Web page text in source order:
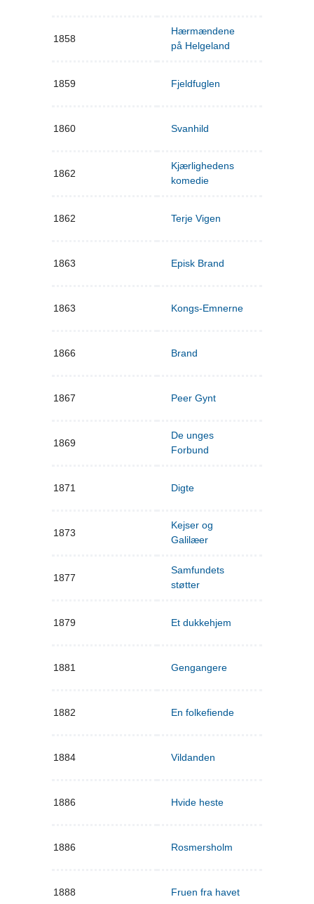
1858
Hærmændene
på Helgeland
1859 Fjeldfuglen
1860 Svanhild
1862
Kjærlighedens
komedie
1862 Terje Vigen
1863 Episk Brand
1863 Kongs-Emnerne
1866 Brand
1867 Peer Gynt
1869
De unges
Forbund
1871 Digte
1873
Kejser og
Galilæer
1877
Samfundets
støtter
1879 Et dukkehjem
1881 Gengangere
1882 En folkefiende
1884 Vildanden
1886 Hvide heste
1886 Rosmersholm
1888 Fruen fra havet